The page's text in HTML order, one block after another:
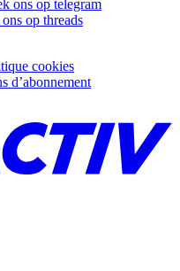
ons op telegram
op threads
cookies
d’abonnement